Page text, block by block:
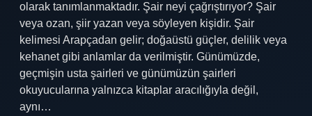
olarak tanımlanmaktadır. Şair neyi çağrıştırıyor? Şair
veya ozan, şiir yazan veya söyleyen kişidir. Şair
kelimesi Arapçadan gelir; doğaüstü güçler, delilik veya
kehanet gibi anlamlar da verilmiştir. Günümüzde,
geçmişin usta şairleri ve günümüzün şairleri
okuyucularına yalnızca kitaplar aracılığıyla değil,
aynı…